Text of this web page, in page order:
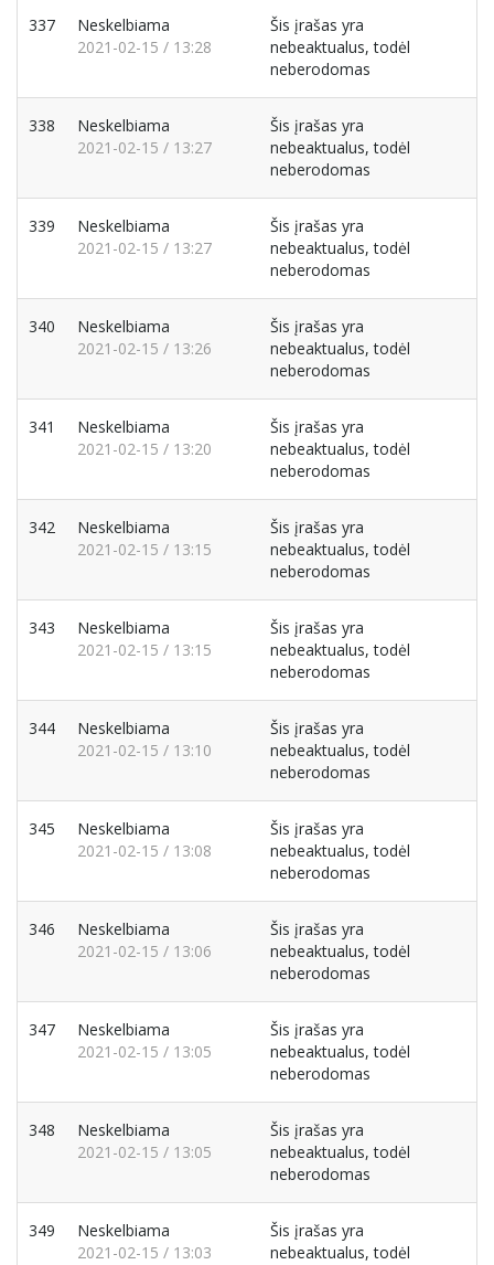
337
Neskelbiama
2021-02-15 / 13:28
Šis įrašas yra
nebeaktualus, todėl
neberodomas
338
Neskelbiama
2021-02-15 / 13:27
Šis įrašas yra
nebeaktualus, todėl
neberodomas
339
Neskelbiama
2021-02-15 / 13:27
Šis įrašas yra
nebeaktualus, todėl
neberodomas
340
Neskelbiama
2021-02-15 / 13:26
Šis įrašas yra
nebeaktualus, todėl
neberodomas
341
Neskelbiama
2021-02-15 / 13:20
Šis įrašas yra
nebeaktualus, todėl
neberodomas
342
Neskelbiama
2021-02-15 / 13:15
Šis įrašas yra
nebeaktualus, todėl
neberodomas
343
Neskelbiama
2021-02-15 / 13:15
Šis įrašas yra
nebeaktualus, todėl
neberodomas
344
Neskelbiama
2021-02-15 / 13:10
Šis įrašas yra
nebeaktualus, todėl
neberodomas
345
Neskelbiama
2021-02-15 / 13:08
Šis įrašas yra
nebeaktualus, todėl
neberodomas
346
Neskelbiama
2021-02-15 / 13:06
Šis įrašas yra
nebeaktualus, todėl
neberodomas
347
Neskelbiama
2021-02-15 / 13:05
Šis įrašas yra
nebeaktualus, todėl
neberodomas
348
Neskelbiama
2021-02-15 / 13:05
Šis įrašas yra
nebeaktualus, todėl
neberodomas
349
Neskelbiama
2021-02-15 / 13:03
Šis įrašas yra
nebeaktualus, todėl